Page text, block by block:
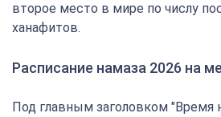
второе место в мире по числу
ханафитов.
Расписание намаза 2026 на
Под главным заголовком "Время